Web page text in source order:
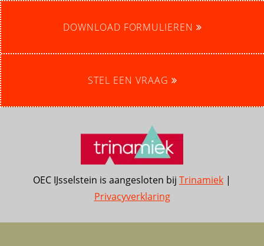
DOWNLOAD FORMULIEREN
STEL EEN VRAAG
OEC IJsselstein is aangesloten bij Trinamiek |
Privacyverklaring